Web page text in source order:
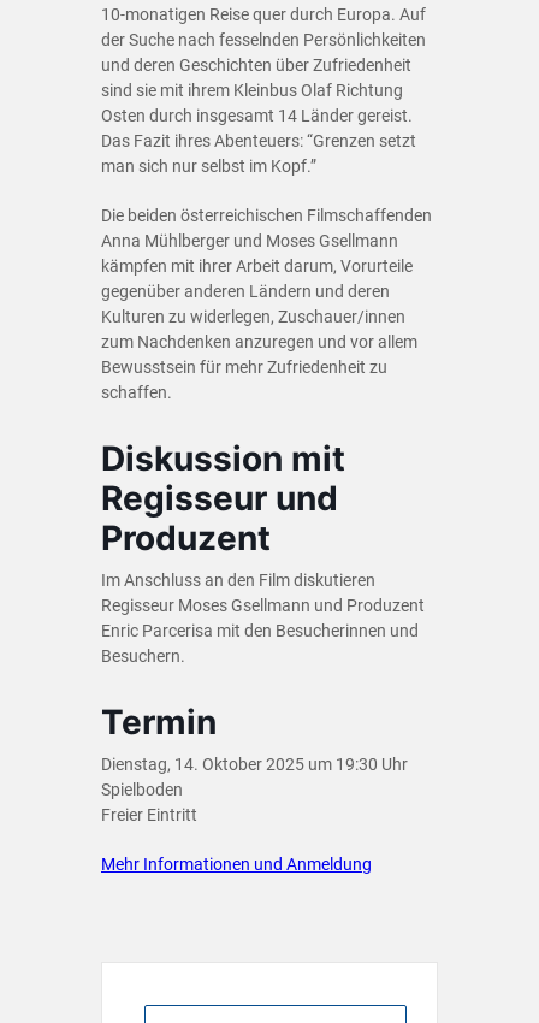
10-monatigen Reise quer durch Europa. Auf
der Suche nach fesselnden Persönlichkeiten
und deren Geschichten über Zufriedenheit
sind sie mit ihrem Kleinbus Olaf Richtung
Osten durch insgesamt 14 Länder gereist.
Das Fazit ihres Abenteuers: “Grenzen setzt
man sich nur selbst im Kopf.”
Die beiden österreichischen Filmschaffenden
Anna Mühlberger und Moses Gsellmann
kämpfen mit ihrer Arbeit darum, Vorurteile
gegenüber anderen Ländern und deren
Kulturen zu widerlegen, Zuschauer/innen
zum Nachdenken anzuregen und vor allem
Bewusstsein für mehr Zufriedenheit zu
schaffen.
Diskussion mit
Regisseur und
Produzent
Im Anschluss an den Film diskutieren
Regisseur Moses Gsellmann und Produzent
Enric Parcerisa mit den Besucherinnen und
Besuchern.
Termin
Dienstag, 14. Oktober 2025 um 19:30 Uhr
Spielboden
Freier Eintritt
Mehr Informationen und Anmeldung